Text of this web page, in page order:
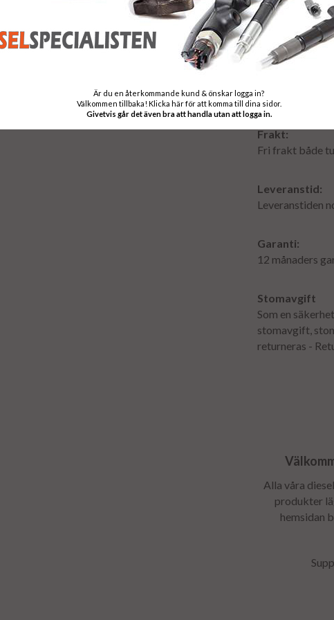
Frakt:
Fri frakt både
Leveranstid:
Leveranstiden
Garanti:
12 månaders
Stomavgift
Som en
stomavgift,
returneras -
Alla våra
produkter
hemsidan
Är du en återkommande kund & önskar logga in?
Välkommen tillbaka! Klicka här för att komma till dina sidor.
Givetvis går det även bra att handla utan att logga in.